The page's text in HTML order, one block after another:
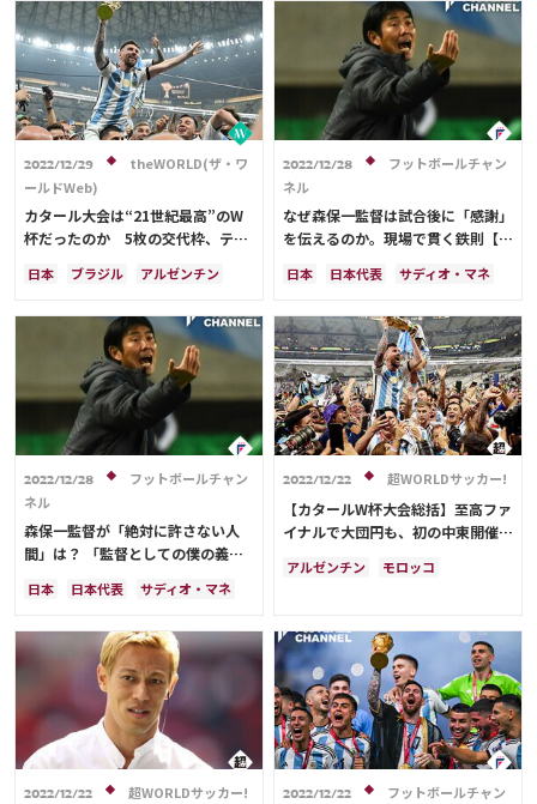
ABEMAの視聴について
TV
メディアアライアンス
運営会社
ご利用にあたって
ドイツ
フランス
ウルグアイ
メキシコ
韓国 アメリカ
日本
サディオ・マネ
2022/12/29
theWORLD(ザ・ワ
ールドWeb)
カタール大会は“21世紀最高”のW
杯だったのか 5枚の交代枠、テク
代へ
日本 ブラジル
アルゼンチン
日本代表
サディオ・マネ
2022/12/28
フットボールチャン
ネル
なぜ森保一監督は試合後に「感謝」
を伝えるのか。現場で貫く鉄則【非
日本 日本代表 サディオ・マネ
2022/12/28
フットボールチャン
ネル
森保一監督が「絶対に許さない人
間」は？ 「監督としての僕の義
日本 日本代表 サディオ・マネ
2022/12/22 超WORLDサッカー!
【カタールW杯大会総括】至高ファ
イナルで大団円も、初の中東開催は
アルゼンチン
モロッコ
ポルトガル
コスタリカ
リオネル・メッシ
サウジアラビア
オランダ
ブラジル
セネガル
韓国
オーストラリア
イラン
デンマーク
ベルギー
ポーランド
プレーオフ
2022/12/22 超WORLDサッカー! 2022/12/22
フットボールチャン